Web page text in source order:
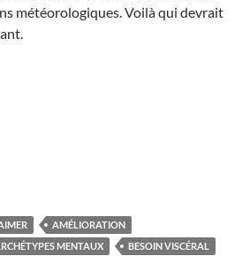
météorologiques. Voilà qui devrait
AMÉLIORATION
MENTAUX
BESOIN VISCÉRAL